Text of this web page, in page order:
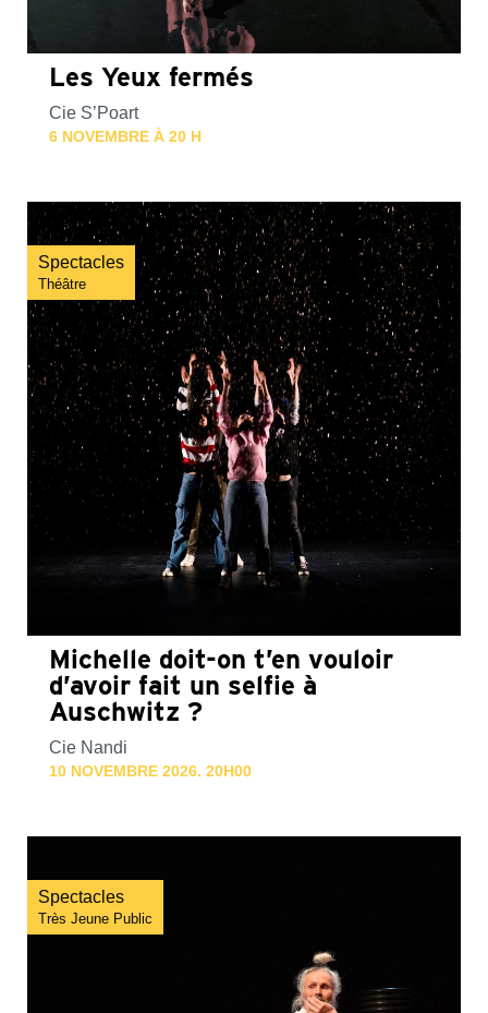
Les Yeux fermés
Cie S’Poart
6 NOVEMBRE À 20 H
Spectacles
Théâtre
Michelle doit-on t’en vouloir
d’avoir fait un selfie à
Auschwitz ?
Cie Nandi
10 NOVEMBRE 2026. 20H00
Spectacles
Très Jeune Public